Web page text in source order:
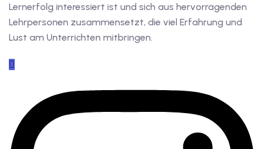
Lernerfolg interessiert ist und sich aus hervorragenden
Lehrpersonen zusammensetzt, die viel Erfahrung und
Lust am Unterrichten mitbringen.